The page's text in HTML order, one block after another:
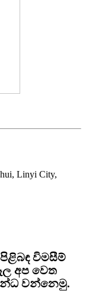
Linyi City,
විමසීම්
අප වෙත
වන්නෙමු.